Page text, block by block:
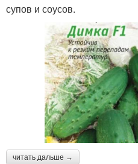
супов и соусов.
читать дальше →